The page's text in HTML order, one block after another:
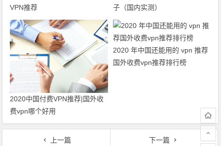
VPN推荐
子（国内实测）
2020中国付费VPN推荐|国外收
费vpn哪个好用
2020 年中国还能用的 vpn 推荐
国外收费vpn推荐排行榜
上一篇 下一篇